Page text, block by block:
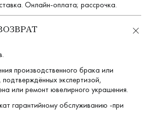
Онлайн-оплата; рассрочка.
производственного брака или
экспертизой,
или ремонт ювелирного украшения.
гарантийному обслуживанию -при